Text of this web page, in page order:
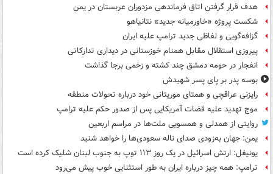
هدف قرار گرفتن اتاق‌ فرماندهی مزدوران عربستان در یمن
شکست پروژه «خاورمیانه جدید» نتانیاهو
گزافه‌گویی و لفاظی جدید ترامپ علیه ایران
پیروزی استقلال مقابل همنام خوزستانی در دیداری تدارکاتی
انفجار در حومه دمشق چند کشته و زخمی برجا گذاشت
بوسه‌ پدر بر پای پسر شهیدش
رایزنی عراقچی و همتای موریتانی خود درباره تحولات منطقه
موج تهدید علیه قضات آمریکایی پس از صدور حکم علیه ترامپ
روایتی از همدلی و همسویی ملت‌ها در مراسم اربعین
یمن: جهان به‌زودی صدای ناله سعودی‌ها را خواهد شنید
یونیفل: ارتش اسرائیل در یک روز ۱۱۳ توپ به جنوب لبنان شلیک کرده است
ترامپ: همه چیز درباره ایران به طور استثنایی خوب پیش می‌رود